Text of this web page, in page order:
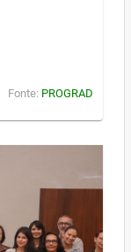
Fonte: PROGRAD